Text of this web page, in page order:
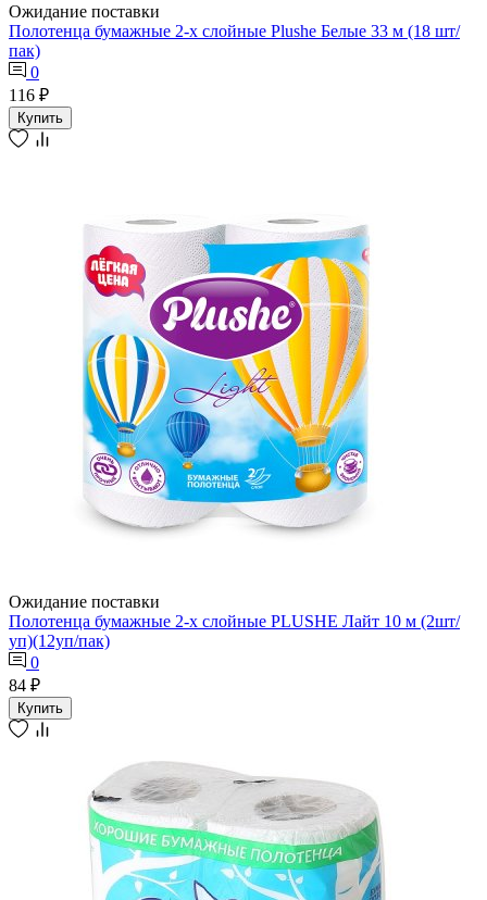
Ожидание поставки
Полотенца бумажные 2-х слойные Plushe Белые 33 м (18 шт/
пак)
0
116 ₽
Купить
Ожидание поставки
Полотенца бумажные 2-х слойные PLUSHE Лайт 10 м (2шт/
уп)(12уп/пак)
0
84 ₽
Купить